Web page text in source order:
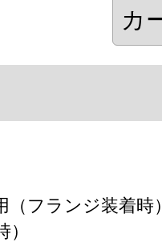
（フランジ装着時